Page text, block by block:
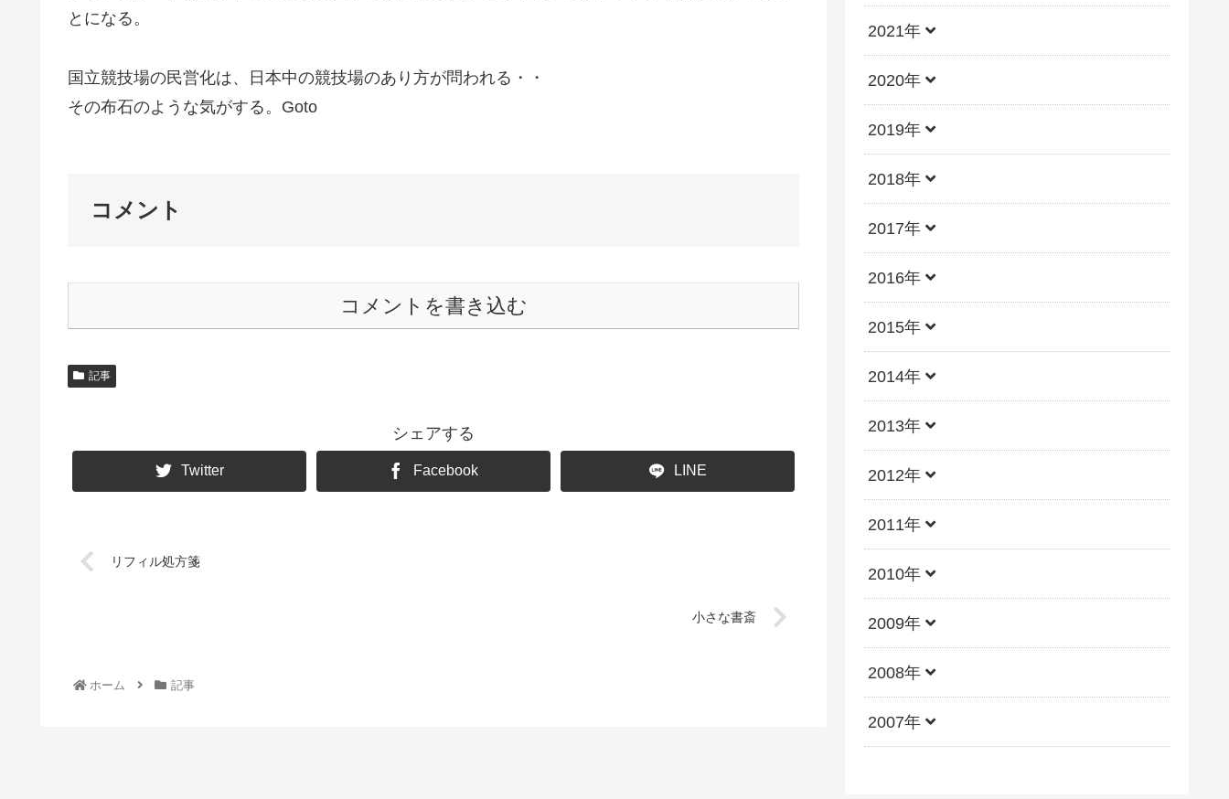
とになる。
国立競技場の民営化は、日本中の競技場のあり方が問われる・・
その布石のような気がする。Goto
コメント
コメントを書き込む
記事
シェアする
Twitter Facebook LINE
リフィル処方箋
小さな書斎
ホーム 記事
2021年
2020年
2019年
2018年
2017年
2016年
2015年
2014年
2013年
2012年
2011年
2010年
2009年
2008年
2007年